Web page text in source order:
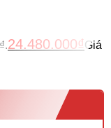
24.480.000₫Giá